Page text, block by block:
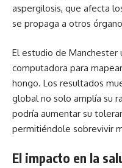
aspergilosis, que afecta
se propaga a otros
El estudio de Manchester
computadora para
hongo. Los resultados
global no solo amplía su
podría aumentar su
permitiéndole sobrevivir
El impacto en la